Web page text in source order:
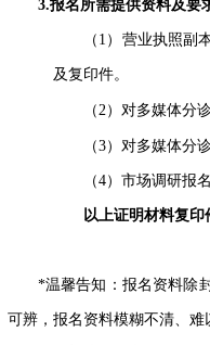
3.报名所需提供资料及要
（1）营业执照
及复印件。
（2）对多媒体分
（3）对多媒体分
（4）市场调研报
以上证明材料复印
*温馨告知：报名资料除
可辨，报名资料模糊不清、难